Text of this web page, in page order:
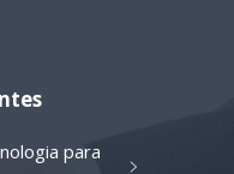
para